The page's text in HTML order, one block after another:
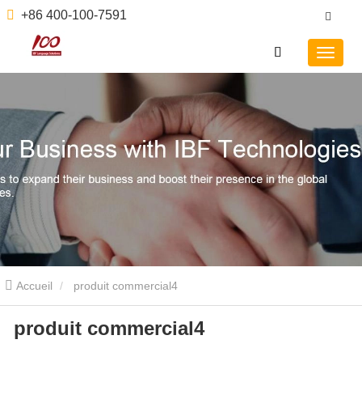
+86 400-100-7591
Accueil produit commercial4
produit commercial4